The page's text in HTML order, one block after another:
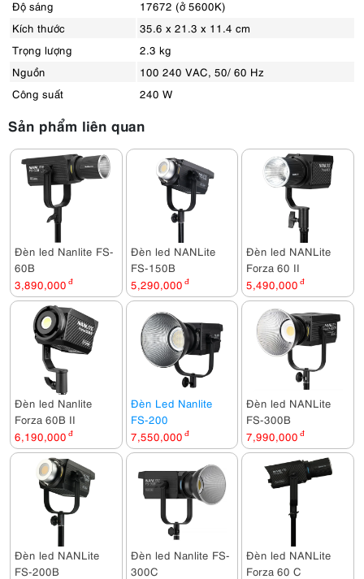
Độ sáng
17672 (ở 5600K)
Kích thước
35.6 x 21.3 x 11.4 cm
Trọng lượng
2.3 kg
Nguồn
100 240 VAC, 50/ 60 Hz
Công suất
240 W
Sản phẩm liên quan
Đèn led Nanlite FS-
60B
3,890,000 đ
Đèn led NANLite
FS-150B
5,290,000 đ
Đèn led NANLite
Forza 60 II
5,490,000 đ
Đèn led Nanlite
Forza 60B II
6,190,000 đ
Đèn Led Nanlite
FS-200
7,550,000 đ
Đèn led NANLite
FS-300B
7,990,000 đ
Đèn led NANLite
FS-200B
Đèn led Nanlite FS-
300C
Đèn led NANLite
Forza 60 C